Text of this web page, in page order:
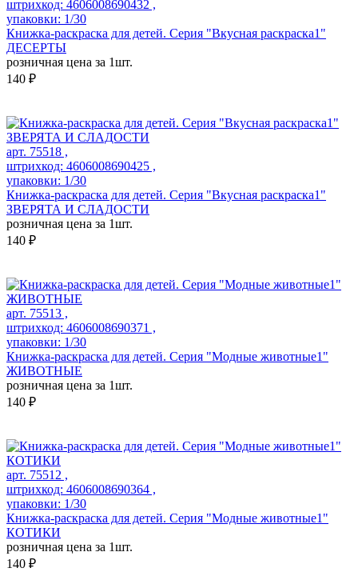
штрихкод: 4606008690432 ,
упаковки: 1/30
Книжка-раскраска для детей. Серия "Вкусная раскраска1"
ДЕСЕРТЫ
розничная цена за 1шт.
140 ₽
арт. 75518 ,
штрихкод: 4606008690425 ,
упаковки: 1/30
Книжка-раскраска для детей. Серия "Вкусная раскраска1"
ЗВЕРЯТА И СЛАДОСТИ
розничная цена за 1шт.
140 ₽
арт. 75513 ,
штрихкод: 4606008690371 ,
упаковки: 1/30
Книжка-раскраска для детей. Серия "Модные животные1"
ЖИВОТНЫЕ
розничная цена за 1шт.
140 ₽
арт. 75512 ,
штрихкод: 4606008690364 ,
упаковки: 1/30
Книжка-раскраска для детей. Серия "Модные животные1"
КОТИКИ
розничная цена за 1шт.
140 ₽